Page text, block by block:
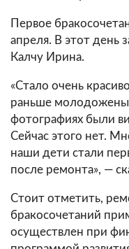
Первое
апреля. В этот день
Калчу Ирина.
«Стало очень
раньше молодожены
фотографиях были
Сейчас этого нет.
наши дети стали
после ремонта», —
Стоит отметить,
бракосочетаний
осуществлен при